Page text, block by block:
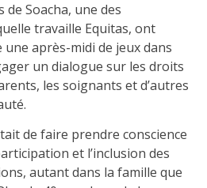
de Soacha, une des
travaille Equitas, ont
après-midi de jeux dans
un dialogue sur les droits
les soignants et d’autres
de faire prendre conscience
et l’inclusion des
autant dans la famille que